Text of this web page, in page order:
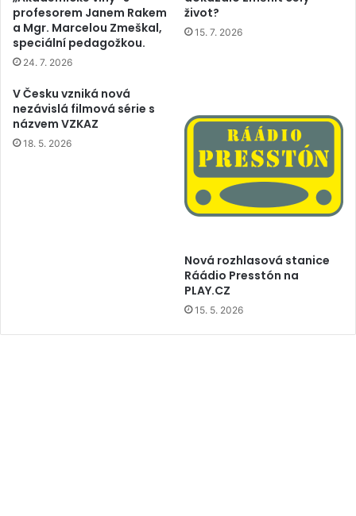
profesorem Janem Rakem
a Mgr. Marcelou Zmeškal,
speciální pedagožkou.
24. 7. 2026
život?
15. 7. 2026
V Česku vzniká nová
nezávislá filmová série s
názvem VZKAZ
18. 5. 2026
Nová rozhlasová stanice
Ráádio Presstón na
PLAY.CZ
15. 5. 2026